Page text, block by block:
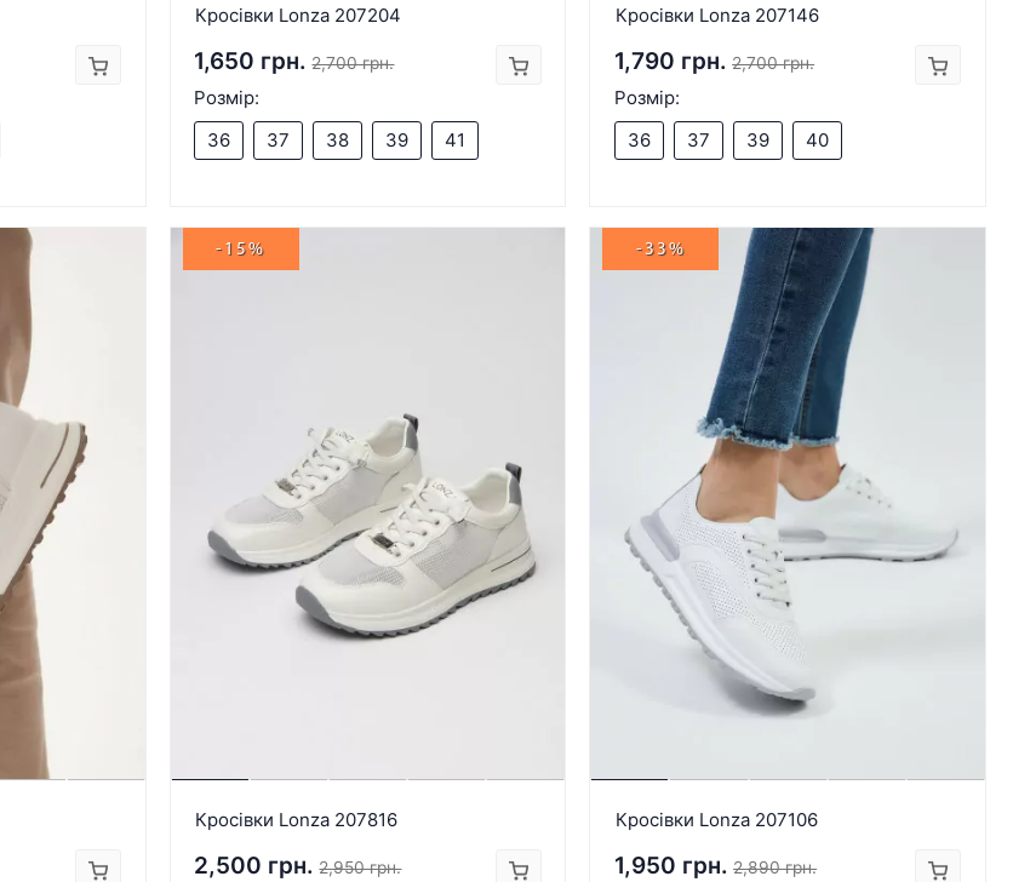
Кросівки Lonza 207204
1,650 грн. 2,700 грн.
Розмір:
36
37 38 39 41
Кросівки Lonza 207146
1,790 грн. 2,700 грн.
Розмір:
36
37 39 40
-15%
Кросівки Lonza 207816
2,500 грн. 2,950 грн.
-33%
Кросівки Lonza 207106
1,950 грн. 2,890 грн.